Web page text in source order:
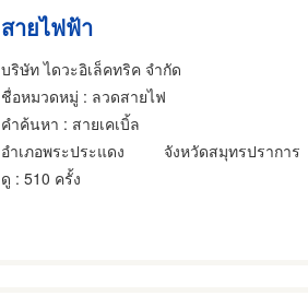
สายไฟฟ้า
บริษัท ไดวะอิเล็คทริค จำกัด
ชื่อหมวดหมู่ : ลวดสายไฟ
คำค้นหา : สายเคเบิ้ล
อำเภอพระประแดง
จังหวัดสมุทรปราการ
ดู : 510 ครั้ง